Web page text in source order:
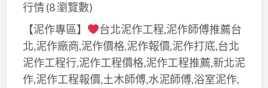
行情(8 瀏覽數)
【泥作專區】
台北泥作工程,泥作師傅推薦台
北,泥作廠商,泥作價格,泥作報價,泥作打底,台北
泥作工程行,泥作工程價格,泥作工程推薦,新北泥
作,泥作工程報價,土木師傅,水泥師傅,浴室泥作,